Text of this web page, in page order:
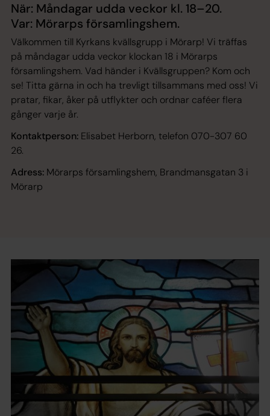
När: Måndagar udda veckor kl. 18–20.
Var: Mörarps församlingshem.
Välkommen till Kyrkans kvällsgrupp i Mörarp! Vi träffas
på måndagar udda veckor klockan 18 i Mörarps
församlingshem. Vad händer i Kvällsgruppen? Kom och
se! Titta gärna in och ha trevligt tillsammans med oss! Vi
pratar, fikar, åker på utflykter och ordnar caféer flera
gånger varje år.
Kontaktperson: Elisabet Herborn, telefon 070-307 60
26.
Adress: Mörarps församlingshem, Brandmansgatan 3 i
Mörarp